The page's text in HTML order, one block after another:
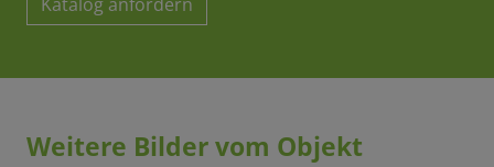
Weitere Bilder vom Objekt